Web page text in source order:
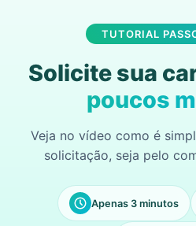
TUTORIAL
Solicite sua
poucos
Veja no vídeo como é
solicitação, seja pelo
Apenas 3 minutos